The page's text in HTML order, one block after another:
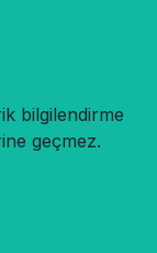
bilgilendirme
geçmez.